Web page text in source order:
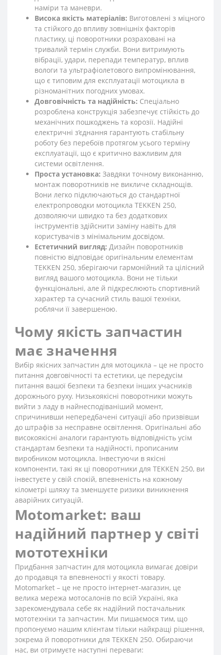
наміри та маневри.
Висока якість матеріалів: Виготовлені з міцного
та стійкого до впливу зовнішніх факторів
пластику, ці поворотники розраховані на
тривалий термін служби. Вони витримують
вібрації, удари, перепади температур, вплив
вологи та ультрафіолетового випромінювання,
що є типовим для експлуатації мотоцикла в
різноманітних погодних умовах.
Довговічність та надійність: Спеціально
розроблена конструкція забезпечує стійкість до
механічних пошкоджень та корозії. Надійні
електричні з’єднання гарантують стабільну
роботу без перебоїв протягом усього терміну
експлуатації, що є критично важливим для
системи освітлення.
Проста установка: Завдяки точному виконанню,
монтаж поворотників не викличе складнощів.
Вони легко підключаються до стандартної
електропроводки мотоцикла TEKKEN 250,
дозволяючи швидко та без додаткових
інструментів здійснити заміну навіть для
користувачів з мінімальним досвідом.
Естетичний вигляд: Дизайн поворотників
повністю відповідає оригінальним елементам
TEKKEN 250, зберігаючи гармонійний та цілісний
вигляд вашого мотоцикла. Вони не тільки
функціональні, але й підкреслюють спортивний
характер та сучасний стиль вашої техніки,
роблячи її завершеною.
Чому якість запчастин
має значення
Вибір якісних запчастин для мотоцикла – це не просто
питання довговічності та естетики, це передусім
питання вашої безпеки та безпеки інших учасників
дорожнього руху. Низькоякісні поворотники можуть
вийти з ладу в найнесподіваніший момент,
спричинивши непередбачені ситуації або призвівши
до штрафів за несправне освітлення. Оригінальні або
високоякісні аналоги гарантують відповідність усім
стандартам безпеки та надійності, прописаним
виробником мотоцикла. Інвестуючи в якісні
компоненти, такі як ці поворотники для TEKKEN 250, ви
інвестуєте у свій спокій, впевненість на кожному
кілометрі шляху та зменшуєте ризики виникнення
аварійних ситуацій.
Motomarket: ваш
надійний партнер у світі
мототехніки
Придбання запчастин для мотоцикла вимагає довіри
до продавця та впевненості у якості товару.
Motomarket – це не просто інтернет-магазин, це
велика мережа мотосалонів по всій Україні, яка
зарекомендувала себе як надійний постачальник
мототехніки та запчастин. Ми пишаємося тим, що
пропонуємо нашим клієнтам тільки найкращі рішення,
зокрема й поворотники для TEKKEN 250. Обираючи
нас, ви отримуєте наступні переваги: